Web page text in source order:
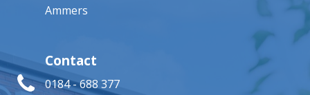
Ammers
Contact
0184 - 688 377